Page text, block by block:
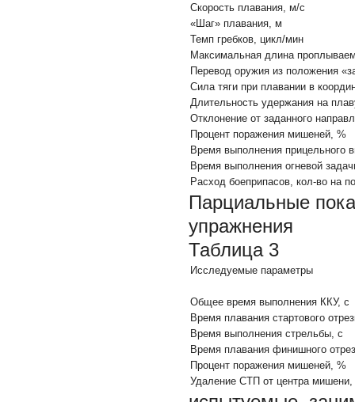
Скорость плавания, м/с
«Шаг» плавания, м
Темп гребков, цикл/мин
Максимальная длина
Перевод оружия из положения
Сила тяги при плавании в
Длительность удержания на
Отклонение от заданного
Процент поражения мишеней, %
Время выполнения прицельного
Время выполнения огневой
Расход боеприпасов, кол-во на
Парциальные
упражнения
Таблица 3
Исследуемые параметры
Общее время выполнения ККУ, с
Время плавания стартового
Время выполнения стрельбы, с
Время плавания финишного
Процент поражения мишеней, %
Удаление СТП от центра